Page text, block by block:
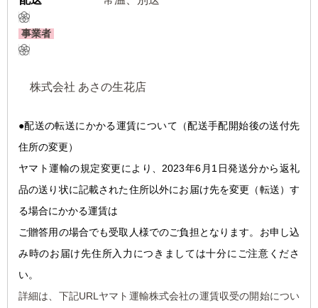
事業者
株式会社 あさの生花店
●配送の転送にかかる運賃について（配送手配開始後の送付先
住所の変更）
ヤマト運輸の規定変更により、2023年6月1日発送分から返礼
品の送り状に記載された住所以外にお届け先を変更（転送）す
る場合にかかる運賃は
ご贈答用の場合でも受取人様でのご負担となります。お申し込
み時のお届け先住所入力につきましては十分にご注意くださ
い。
詳細は、下記URLヤマト運輸株式会社の運賃収受の開始につい